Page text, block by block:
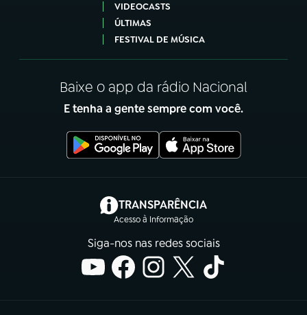
VIDEOCASTS
ÚLTIMAS
FESTIVAL DE MÚSICA
Baixe o app da rádio Nacional
E tenha a gente sempre com você.
TRANSPARÊNCIA
Acesso à Informação
(abre em nova aba)
Siga-nos nas redes sociais